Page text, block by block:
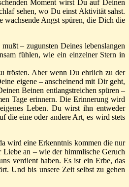
Moment wirst Du auf Deinen
sehen, wo Du einst Aktivität sahst.
Angst spüren, die Dich die
– zugunsten Deines lebenslangen
fühlen, wie ein einzelner Stern in
trösten. Aber wenn Du ehrlich zu der
eigene – anscheinend mit Dir geht,
Beinen entlangstreichen spüren –
Tage erinnern. Die Erinnerung wird
Leben. Du wirst ihn entweder
die eine oder andere Art, es wird stets
wird eine Erkenntnis kommen die nur
an – wie der himmlische Geruch
verdient haben. Es ist ein Erbe, das
Und bis unsere Zeit selbst zu gehen